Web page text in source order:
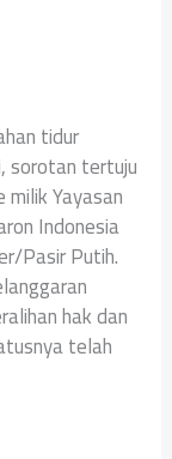
tidur
sorotan tertuju
Yayasan
Indonesia
Pasir Putih.
hak dan
telah